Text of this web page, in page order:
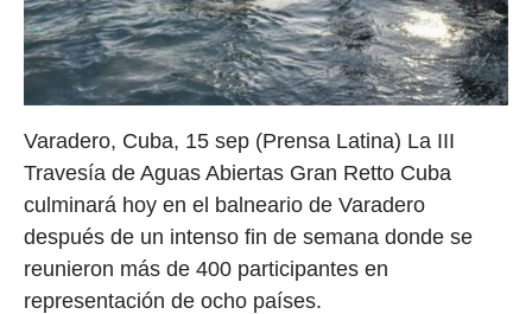
Varadero, Cuba, 15 sep (Prensa Latina) La III
Travesía de Aguas Abiertas Gran Retto Cuba
culminará hoy en el balneario de Varadero
después de un intenso fin de semana donde se
reunieron más de 400 participantes en
representación de ocho países.